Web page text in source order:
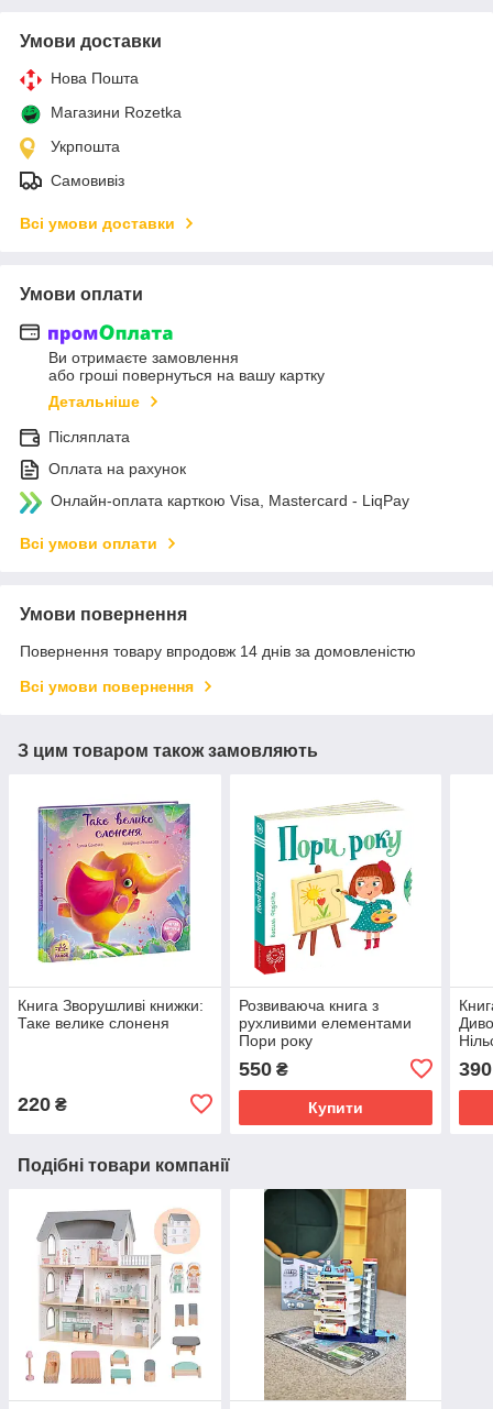
Умови доставки
Нова Пошта
Магазини Rozetka
Укрпошта
Самовивіз
Всі умови доставки
Умови оплати
Ви отримаєте замовлення
або гроші повернуться на вашу картку
Детальніше
Післяплата
Оплата на рахунок
Онлайн-оплата карткою Visa, Mastercard - LiqPay
Всі умови оплати
Умови повернення
Повернення товару впродовж 14 днів за домовленістю
Всі умови повернення
З цим товаром також замовляють
Книга Зворушливі книжки:
Таке велике слоненя
220 ₴
Розвиваюча книга з
рухливими елементами
Пори року
550₴
Купити
390
Подібні товари компанії